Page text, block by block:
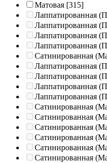
Матовая [315]
Лаппатированная
Лаппатированная
Лаппатированная
Лаппатированная
Сатинированная
Лаппатированная
Лаппатированная
Лаппатированная
Лаппатированная
Сатинированная
Сатинированная
Сатинированная
Сатинированная
Сатинированная
Сатинированная